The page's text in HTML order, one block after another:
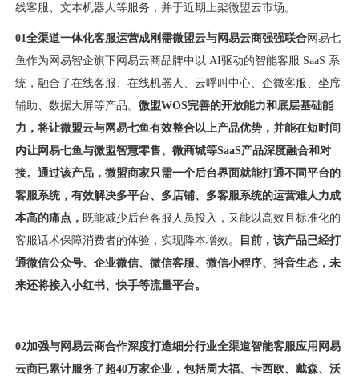
线客服、文本机器人等服务，并于近期上架微盟云市场。
01全渠道一体化客服运营成刚需微盟云与网易云商强强联合网易七
鱼作为网易智企旗下网易云商品牌中以 AI驱动的智能客服 SaaS 系
统，融合了在线客服、在线机器人、云呼叫中心、企微客服、坐席
辅助、数据大屏等产品。微盟WOS完善的开放能力和底层基础能
力，将让微盟云与网易七鱼有效整合以上产品优势，并能在短时间
内让网易七鱼与微盟智慧零售、微商城等SaaS产品深度融合和对
接。通过该产品，微盟商家只需一个后台界面就能打通不同平台的
客服系统，有效解决多平台、多店铺、多客服系统的运营难人力成
本高的痛点， 既能减少后台客服人员投入，又能以高效且标准化的
客服话术保障消费者的体验，实现降本增效。
目前，该产品已经打
通微信公众号、企业微信、微信客服、微信小程序、抖音生态，未
来还将接入小红书、快手等流量平台。
02加强与网易云商合作深度打造细分行业全渠道智能客服应用 网易
云商已累计服务了超40万家企业，包括周大福、卡西欧、戴森、沃